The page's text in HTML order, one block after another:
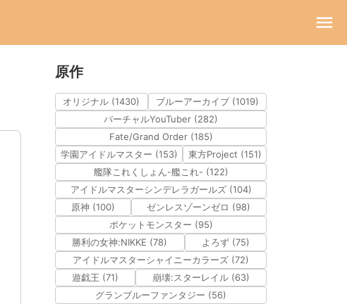
原作
オリジナル (1430)
ブルーアーカイブ (1019)
バーチャルYouTuber (282)
Fate/Grand Order (185)
学園アイドルマスター (153)
東方Project (151)
艦隊これくしょん-艦これ- (122)
アイドルマスターシンデレラガールズ (104)
原神 (100)
ゼンレスゾーンゼロ (98)
ポケットモンスター (95)
勝利の女神:NIKKE (78)
よろず (75)
アイドルマスターシャイニーカラーズ (72)
遊戯王 (71)
崩壊:スターレイル (63)
グランブルーファンタジー (56)